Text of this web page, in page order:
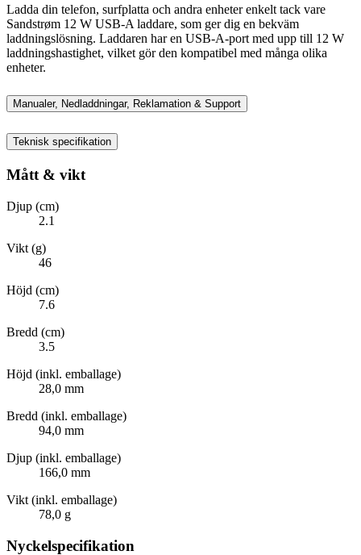
Ladda din telefon, surfplatta och andra enheter enkelt tack vare
Sandstrøm 12 W USB-A laddare, som ger dig en bekväm
laddningslösning. Laddaren har en USB-A-port med upp till 12 W
laddningshastighet, vilket gör den kompatibel med många olika
enheter.
Manualer, Nedladdningar, Reklamation & Support
Teknisk specifikation
Mått & vikt
Djup (cm)
2.1
Vikt (g)
46
Höjd (cm)
7.6
Bredd (cm)
3.5
Höjd (inkl. emballage)
28,0 mm
Bredd (inkl. emballage)
94,0 mm
Djup (inkl. emballage)
166,0 mm
Vikt (inkl. emballage)
78,0 g
Nyckelspecifikation